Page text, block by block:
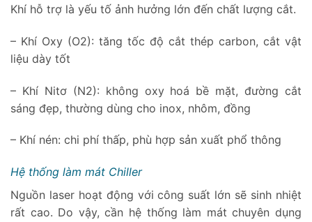
Khí hỗ trợ là yếu tố ảnh hưởng lớn đến chất lượng cắt.
– Khí Oxy (O2): tăng tốc độ cắt thép carbon, cắt vật
liệu dày tốt
– Khí Nitơ (N2): không oxy hoá bề mặt, đường cắt
sáng đẹp, thường dùng cho inox, nhôm, đồng
– Khí nén: chi phí thấp, phù hợp sản xuất phổ thông
Hệ thống làm mát Chiller
Nguồn laser hoạt động với công suất lớn sẽ sinh nhiệt
rất cao. Do vậy, cần hệ thống làm mát chuyên dụng